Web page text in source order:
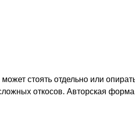
стоять отдельно или
откосов. Авторская